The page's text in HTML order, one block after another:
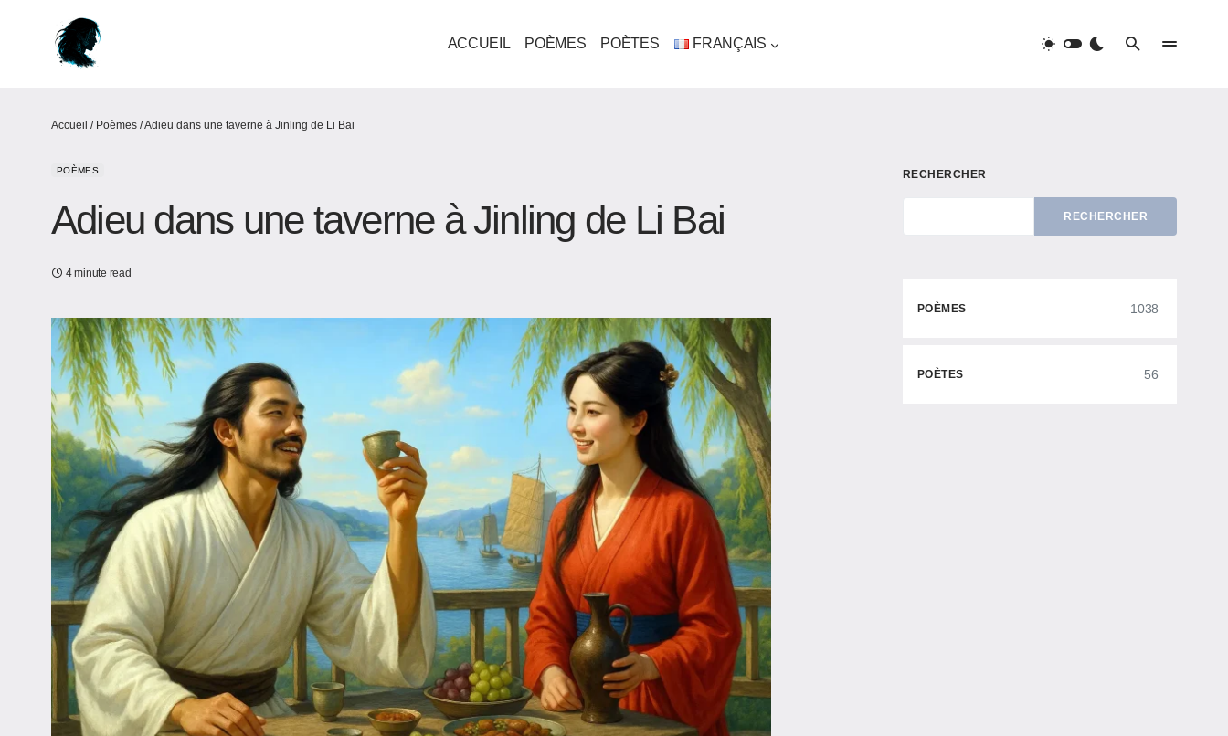
ACCUEIL POÈMES POÈTES FRANÇAIS
Accueil / Poèmes /Adieu dans une taverne à Jinling de Li Bai
POÈMES
Adieu dans une taverne à Jinling de Li Bai
4 minute read
RECHERCHER
RECHERCHER
POÈMES 1038
POÈTES 56